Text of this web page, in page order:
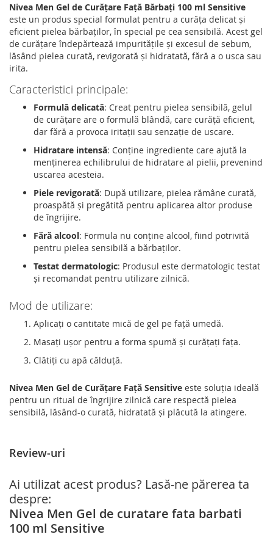
Nivea Men Gel de Curățare Față Bărbați 100 ml Sensitive
este un produs special formulat pentru a curăța delicat și
eficient pielea bărbaților, în special pe cea sensibilă. Acest gel
de curățare îndepărtează impuritățile și excesul de sebum,
lăsând pielea curată, revigorată și hidratată, fără a o usca sau
irita.
Caracteristici principale:
Formulă delicată: Creat pentru pielea sensibilă, gelul
de curățare are o formulă blândă, care curăță eficient,
dar fără a provoca iritații sau senzație de uscare.
Hidratare intensă: Conține ingrediente care ajută la
menținerea echilibrului de hidratare al pielii, prevenind
uscarea acesteia.
Piele revigorată: După utilizare, pielea rămâne curată,
proaspătă și pregătită pentru aplicarea altor produse
de îngrijire.
Fără alcool: Formula nu conține alcool, fiind potrivită
pentru pielea sensibilă a bărbaților.
Testat dermatologic: Produsul este dermatologic testat
și recomandat pentru utilizare zilnică.
Mod de utilizare:
Aplicați o cantitate mică de gel pe față umedă.
Masați ușor pentru a forma spumă și curățați fața.
Clătiți cu apă călduță.
Nivea Men Gel de Curățare Față Sensitive este soluția ideală
pentru un ritual de îngrijire zilnică care respectă pielea
sensibilă, lăsând-o curată, hidratată și plăcută la atingere.
Review-uri
Ai utilizat acest produs? Lasă-ne părerea ta
despre:
Nivea Men Gel de curatare fata barbati
100 ml Sensitive